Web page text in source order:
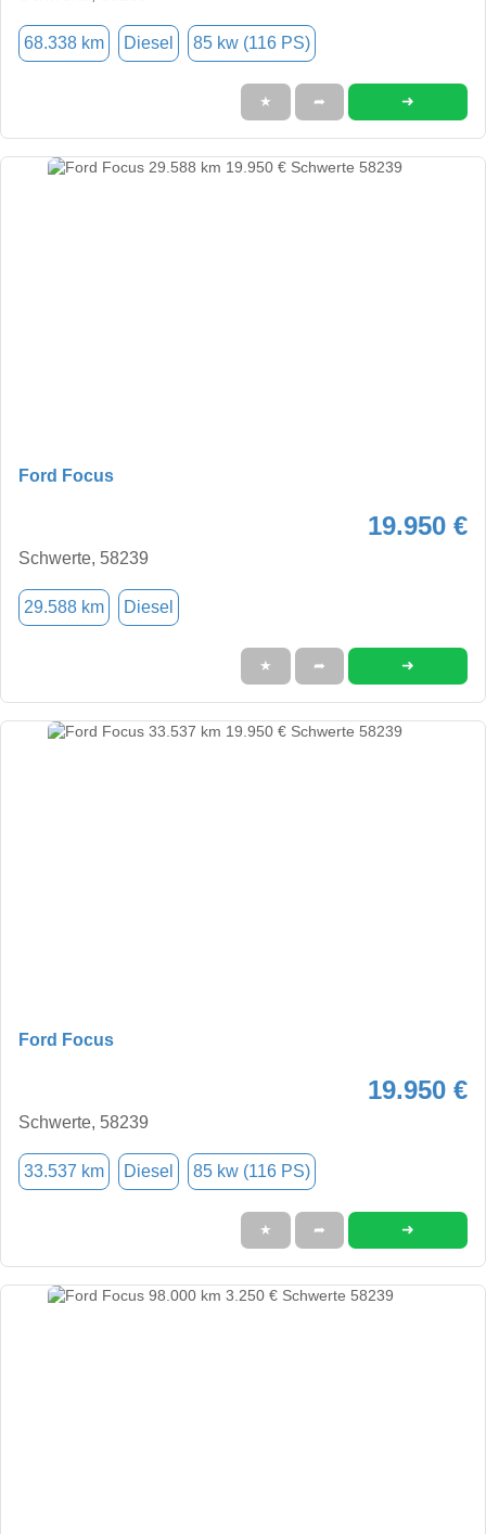
68.338 km Diesel 85 kw (116 PS)
★ ➦ ➜
Ford Focus
19.950 €
Schwerte, 58239
29.588 km Diesel
★ ➦ ➜
Ford Focus
19.950 €
Schwerte, 58239
33.537 km Diesel 85 kw (116 PS)
★ ➦ ➜